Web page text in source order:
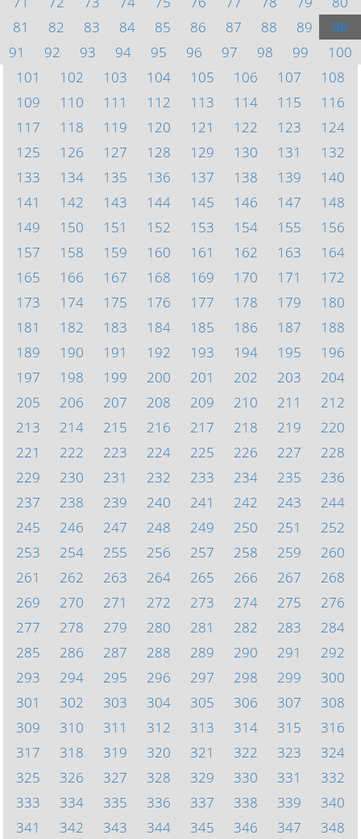
81
82 83 84 85 86 87 88 89
90
91
92 93 94 95 96 97 98 99
100
101
102 103 104 105 106 107
108
109
110 111 112 113 114 115
116
117
118 119 120 121 122 123
124
125
126 127 128 129 130 131
132
133
134 135 136 137 138 139
140
141
142 143 144 145 146 147
148
149
150 151 152 153 154 155
156
157
158 159 160 161 162 163
164
165
166 167 168 169 170 171
172
173
174 175 176 177 178 179
180
181
182 183 184 185 186 187
188
189
190 191 192 193 194 195
196
197
198 199 200 201 202 203
204
205
206 207 208 209 210 211
212
213
214 215 216 217 218 219
220
221
222 223 224 225 226 227
228
229
230 231 232 233 234 235
236
237
238 239 240 241 242 243
244
245
246 247 248 249 250 251
252
253
254 255 256 257 258 259
260
261
262 263 264 265 266 267
268
269
270 271 272 273 274 275
276
277
278 279 280 281 282 283
284
285
286 287 288 289 290 291
292
293
294 295 296 297 298 299
300
301
302 303 304 305 306 307
308
309
310 311 312 313 314 315
316
317
318 319 320 321 322 323
324
325
326 327 328 329 330 331
332
333
334 335 336 337 338 339
340
341
342 343 344 345 346 347 348